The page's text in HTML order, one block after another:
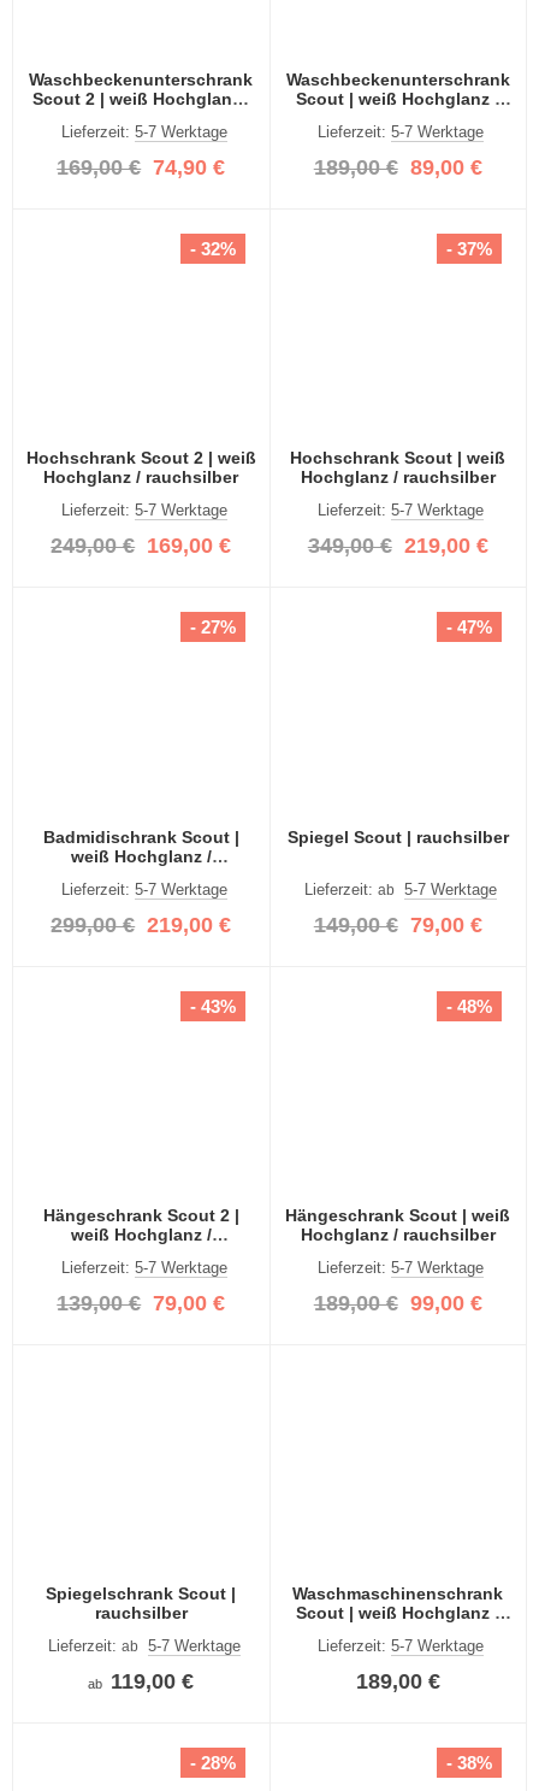
Waschbeckenunterschrank
Scout 2 | weiß Hochglanz /
Lieferzeit: 5-7 Werktage
169,00 € 74,90 €
Waschbeckenunterschrank
Scout | weiß Hochglanz /
Lieferzeit:5-7 Werktage
189,00 € 89,00 €
Hochschrank Scout 2 | weiß
Hochglanz / rauchsilber
Lieferzeit: 5-7 Werktage
249,00 € 169,00 €
- 32%
Hochschrank Scout | weiß
Hochglanz / rauchsilber
Lieferzeit:5-7 Werktage
349,00 € 219,00 €
- 37%
Badmidischrank Scout |
weiß Hochglanz /
Lieferzeit: 5-7 Werktage
299,00 € 219,00 €
- 27%
Spiegel Scout | rauchsilber
Lieferzeit:ab 5-7 Werktage
149,00 € 79,00 €
- 47%
Hängeschrank Scout 2 |
weiß Hochglanz /
Lieferzeit: 5-7 Werktage
139,00 € 79,00 €
- 43%
Hängeschrank Scout | weiß
Hochglanz / rauchsilber
Lieferzeit:5-7 Werktage
189,00 € 99,00 €
- 48%
Spiegelschrank Scout |
rauchsilber
Lieferzeit: ab 5-7 Werktage
ab 119,00 €
Waschmaschinenschrank
Scout | weiß Hochglanz /
Lieferzeit:5-7 Werktage
189,00 €
- 28% - 38%